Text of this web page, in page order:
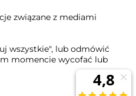
związane z mediami
wszystkie", lub odmówić
momencie wycofać lub